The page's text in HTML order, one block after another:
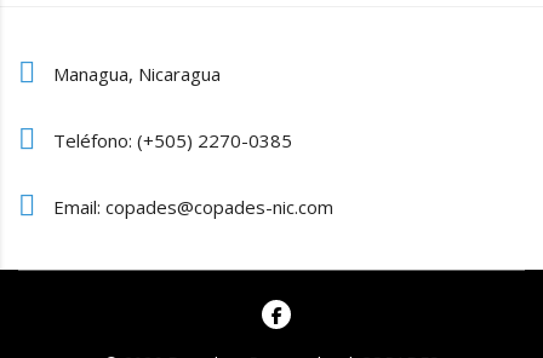
Managua, Nicaragua
Teléfono: (+505) 2270-0385
Email: copades@copades-nic.com